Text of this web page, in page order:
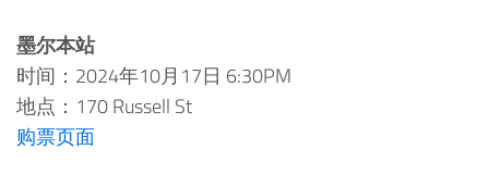
墨尔本站
时间：2024年10月17日 6:30PM
地点：170 Russell St
购票页面